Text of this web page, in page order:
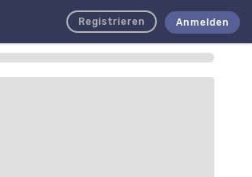
Registrieren Anmelden